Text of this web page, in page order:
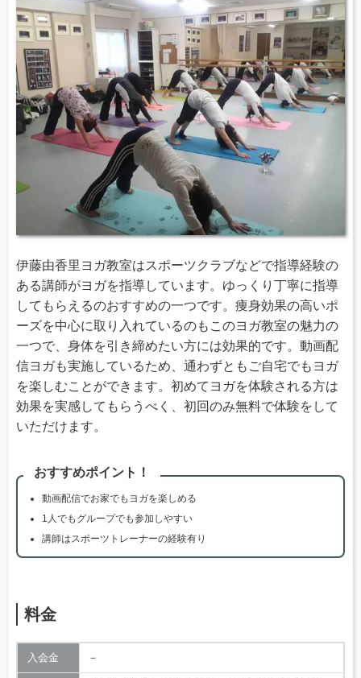
伊藤由香里ヨガ教室はスポーツクラブなどで指導経験の
ある講師がヨガを指導しています。ゆっくり丁寧に指導
してもらえるのおすすめの一つです。痩身効果の高いポ
ーズを中心に取り入れているのもこのヨガ教室の魅力の
一つで、身体を引き締めたい方には効果的です。動画配
信ヨガも実施しているため、通わずともご自宅でもヨガ
を楽しむことができます。初めてヨガを体験される方は
効果を実感してもらうべく、初回のみ無料で体験をして
いただけます。
おすすめポイント！
動画配信でお家でもヨガを楽しめる
1人でもグループでも参加しやすい
講師はスポーツトレーナーの経験有り
料金
入会金 －